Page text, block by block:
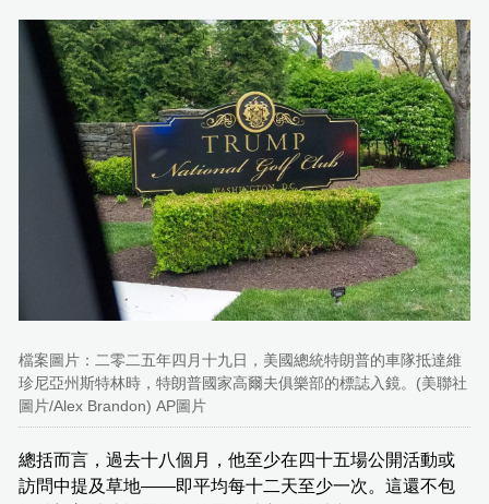
檔案圖片：二零二五年四月十九日，美國總統特朗普的車隊抵達維
珍尼亞州斯特林時，特朗普國家高爾夫俱樂部的標誌入鏡。(美聯社
圖片/Alex Brandon) AP圖片
總括而言，過去十八個月，他至少在四十五場公開活動或
訪問中提及草地——即平均每十二天至少一次。這還不包